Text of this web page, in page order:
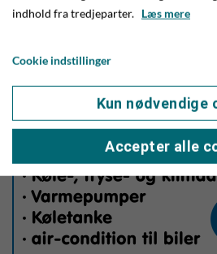
Sydøstjyllands Politi efterforsker
indhold fra tredjeparter. Læs mere
Cookie indstillinger
Kun nødvendige
Accepter alle